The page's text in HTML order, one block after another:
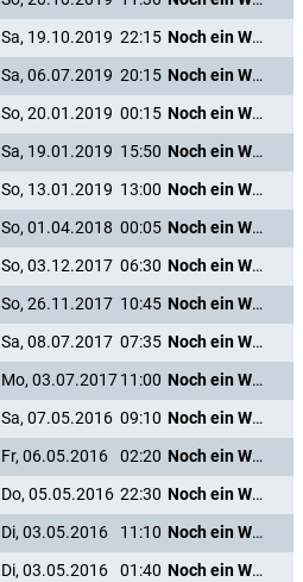
Sa, 19.10.2019 22:15
Noch ein Wort und ich heirate dich!
Sa, 06.07.2019 20:15
Noch ein Wort und ich heirate dich!
So, 20.01.2019 00:15
Noch ein Wort und ich heirate dich!
Sa, 19.01.2019 15:50
Noch ein Wort und ich heirate dich!
So, 13.01.2019 13:00
Noch ein Wort und ich heirate dich!
So, 01.04.2018 00:05
Noch ein Wort und ich heirate dich!
So, 03.12.2017 06:30
Noch ein Wort und ich heirate dich!
So, 26.11.2017 10:45
Noch ein Wort und ich heirate dich!
Sa, 08.07.2017 07:35
Noch ein Wort und ich heirate dich!
Mo, 03.07.201711:00
Noch ein Wort und ich heirate dich!
Sa, 07.05.2016 09:10
Noch ein Wort und ich heirate dich!
Fr, 06.05.2016 02:20
Noch ein Wort und ich heirate dich!
Do, 05.05.2016 22:30
Noch ein Wort und ich heirate dich!
Di, 03.05.2016 11:10
Noch ein Wort und ich heirate dich!
Di, 03.05.2016 01:40
Noch ein Wort und ich heirate dich!